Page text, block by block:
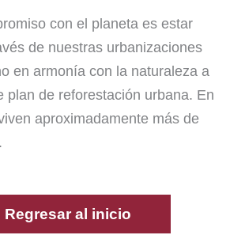
con el planeta es estar
de nuestras urbanizaciones
en armonía con la naturaleza a
plan de reforestación urbana. En
aproximadamente más de
Regresar al inicio